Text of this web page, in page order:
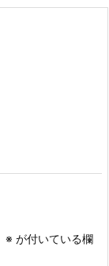
※ が付いている欄